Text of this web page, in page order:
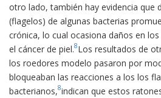
otro lado, también hay evidencia que
(flagelos) de algunas bacterias
crónica, lo cual ocasiona daños en
el cáncer de piel.8Los resultados de
los roedores modelo pasaron por
bloqueaban las reacciones a los los
bacterianos,8indican que estos